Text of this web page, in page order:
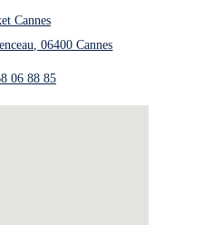
Cannes
06400 Cannes
06 88 85